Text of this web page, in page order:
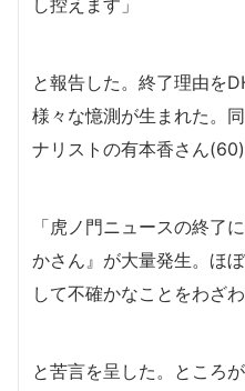
と報告した。終了理由を
様々な憶測が生まれた。
ナリストの有本香さん(60)
「虎ノ門ニュースの終了
かさん』が大量発生。ほ
して不確かなことをわざ
と苦言を呈した。ところ